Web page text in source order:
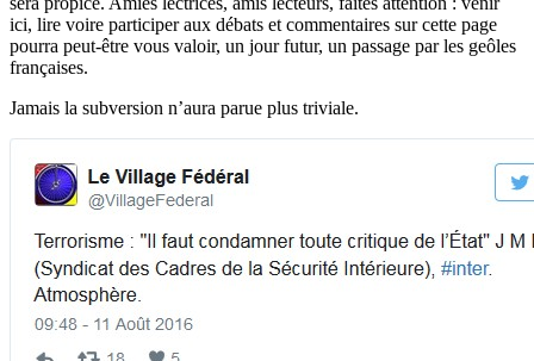
ici, lire voire participer aux débats et commentaires sur cette page
pourra peut-être vous valoir, un jour futur, un passage par les geôles
françaises.
Jamais la subversion n’aura parue plus triviale.